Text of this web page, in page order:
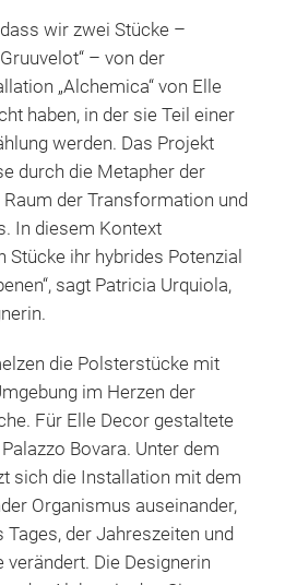
wir zwei Stücke –
– von der
„Alchemica“ von Elle
haben, in der sie Teil einer
werden. Das Projekt
durch die Metapher der
der Transformation und
In diesem Kontext
Stücke ihr hybrides Potenzial
sagt Patricia Urquiola,
die Polsterstücke mit
im Herzen der
Für Elle Decor gestaltete
Bovara. Unter dem
sich die Installation mit dem
Organismus auseinander,
der Jahreszeiten und
Die Designerin